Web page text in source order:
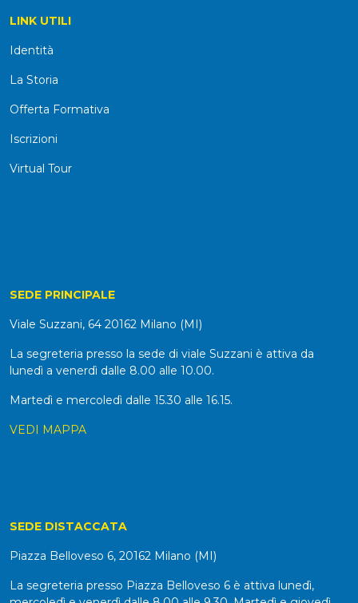
LINK UTILI
Identità
La Storia
Offerta Formativa
Iscrizioni
Virtual Tour
SEDE PRINCIPALE
Viale Suzzani, 64 20162 Milano (MI)
La segreteria presso la sede di viale Suzzani è attiva da
lunedì a venerdì dalle 8.00 alle 10.00.
Martedì e mercoledì dalle 15.30 alle 16.15.
VEDI MAPPA
SEDE DISTACCATA
Piazza Belloveso 6, 20162 Milano (MI)
La segreteria presso Piazza Belloveso 6 è attiva lunedì,